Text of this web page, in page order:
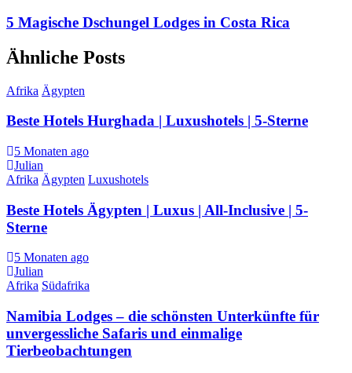
5 Magische Dschungel Lodges in Costa Rica
Ähnliche Posts
Afrika Ägypten
Beste Hotels Hurghada | Luxushotels | 5-Sterne
5 Monaten ago
Julian
Afrika Ägypten Luxushotels
Beste Hotels Ägypten | Luxus | All-Inclusive | 5-
Sterne
5 Monaten ago
Julian
Afrika Südafrika
Namibia Lodges – die schönsten Unterkünfte für
unvergessliche Safaris und einmalige
Tierbeobachtungen